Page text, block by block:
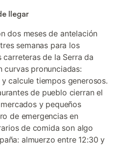
llegar
dos meses de antelación
semanas para los
carreteras de la Serra da
curvas pronunciadas:
calcule tiempos generosos.
de pueblo cierran el
y pequeños
de emergencias en
de comida son algo
almuerzo entre 12:30 y